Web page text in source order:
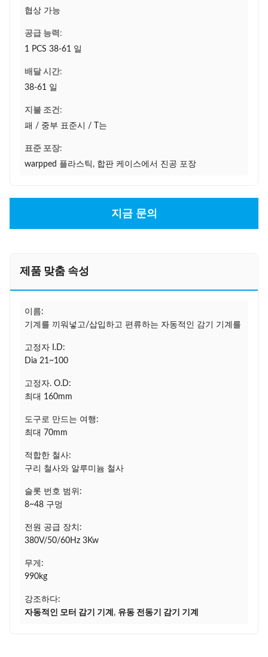
협상 가능
공급 능력:
1 PCS 38-61 일
배달 시간:
38-61 일
지불 조건:
패 / 중부 표준시 / T는
표준 포장:
warpped 플라스틱, 합판 케이스에서 진공 포장
지금 문의
제품 맞춤 속성
이름:
기계를 끼워넣고/삽입하고 편류하는 자동적인 감기 기계를
고정자 I.D:
Dia 21~100
고정자. O.D:
최대 160mm
도구로 만드는 여행:
최대 70mm
적합한 철사:
구리 철사와 알루미늄 철사
슬롯 번호 범위:
8~48 구멍
전원 공급 장치:
380V/50/60Hz 3Kw
무게:
990kg
강조하다:
자동적인 모터 감기 기계 , 유동 전동기 감기 기계